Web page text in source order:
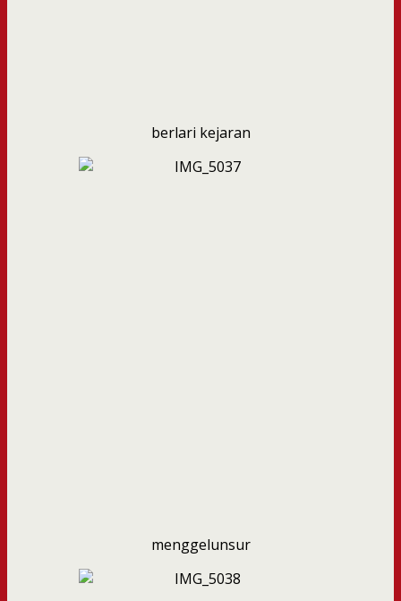
berlari kejaran
menggelunsur